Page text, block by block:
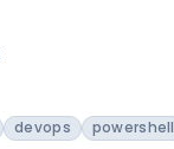
devops powershell